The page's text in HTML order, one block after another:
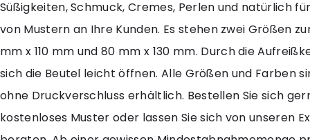
Süßigkeiten, Schmuck, Cremes, Perlen und natürlich
von Mustern an Ihre Kunden. Es stehen zwei Größen
mm x 110 mm und 80 mm x 130 mm. Durch die
sich die Beutel leicht öffnen. Alle Größen und Farben
ohne Druckverschluss erhältlich. Bestellen Sie sich
kostenloses Muster oder lassen Sie sich von unseren